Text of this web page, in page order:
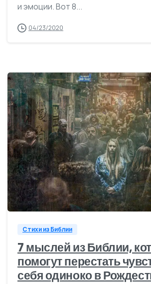
и эмоции. Вот 8...
04/23/2020
Стихи из Библии
7 мыслей из Библии,
помогут перестать
себя одиноко в